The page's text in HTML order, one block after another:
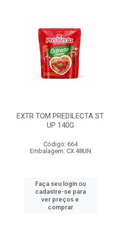
EXTR TOM PREDILECTA ST
UP 140G
Código: 664
Embalagem: CX 48UN
Faça seu login ou
cadastre-se para
ver preços e
comprar